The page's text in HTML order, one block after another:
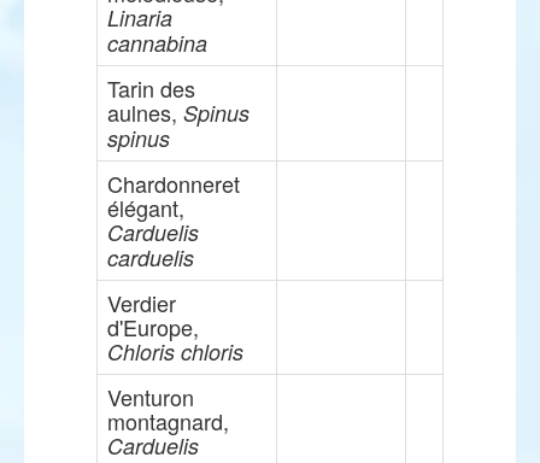
Linaria
cannabina
Tarin des
aulnes, Spinus
spinus
Chardonneret
élégant,
Carduelis
carduelis
Verdier
d'Europe,
Chloris chloris
Venturon
montagnard,
Carduelis